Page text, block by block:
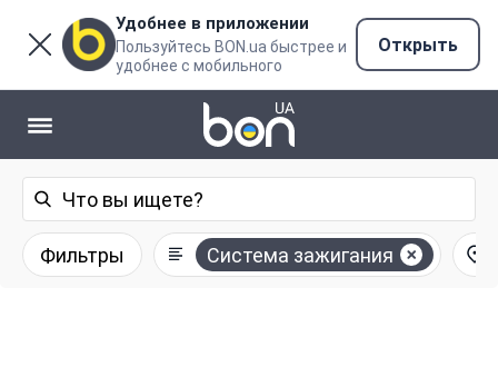
Удобнее в приложении
Пользуйтесь BON.ua быстрее и
удобнее с мобильного
Открыть
Фильтры Система зажигания